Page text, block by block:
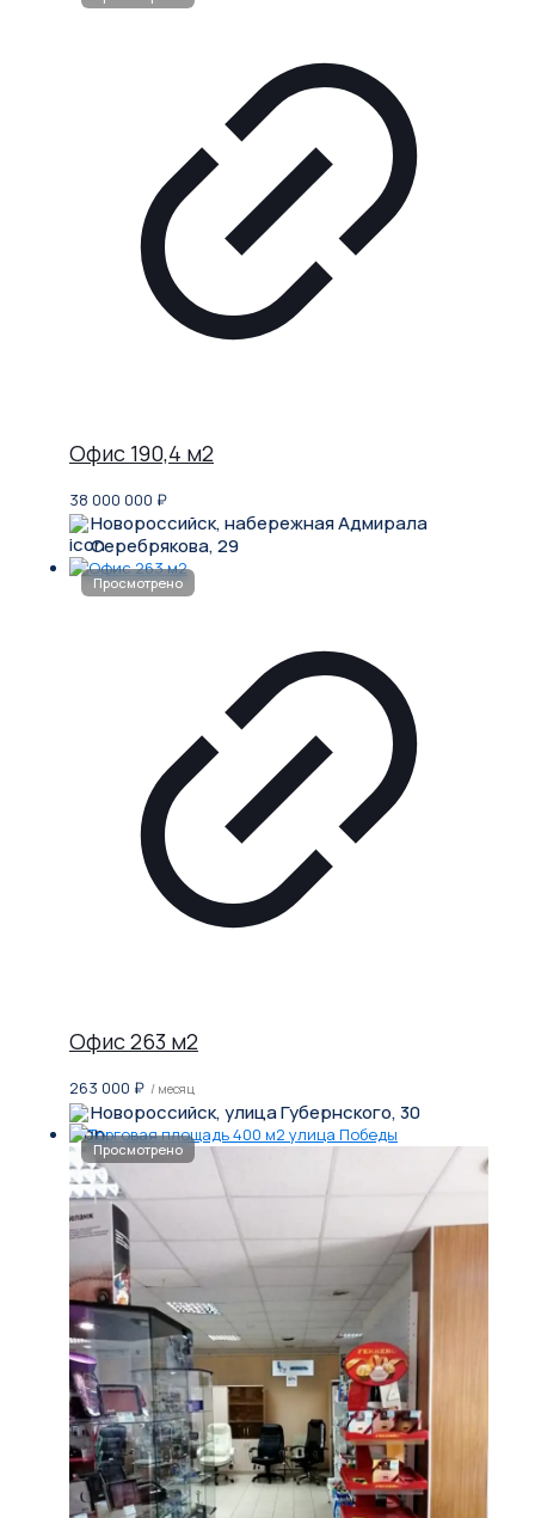
Офис 190,4 м2
38 000 000 ₽
Новороссийск, набережная Адмирала
Серебрякова, 29
Офис 263 м2
263 000 ₽ / месяц
Новороссийск, улица Губернского, 30